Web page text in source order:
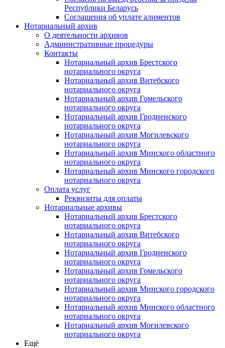
Республики Беларусь
Соглашения об уплате алиментов
Нотариальный архив
О деятельности архивов
Административные процедуры
Контакты
Нотариальный архив Брестского
нотариального округа
Нотариальный архив Витебского
нотариального округа
Нотариальный архив Гомельского
нотариального округа
Нотариальный архив Гродненского
нотариального округа
Нотариальный архив Могилевского
нотариального округа
Нотариальный архив Минского областного
нотариального округа
Нотариальный архив Минского городского
нотариального округа
Оплата услуг
Реквизиты для оплаты
Нотариальные архивы
Нотариальный архив Брестского
нотариального округа
Нотариальный архив Витебского
нотариального округа
Нотариальный архив Гродненского
нотариального округа
Нотариальный архив Гомельского
нотариального округа
Нотариальный архив Минского городского
нотариального округа
Нотариальный архив Минского областного
нотариального округа
Нотариальный архив Могилевского
нотариального округа
Ещё